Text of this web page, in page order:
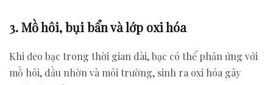
3. Mồ hôi, bụi bẩn và lớp oxi hóa
Khi đeo bạc trong thời gian dài, bạc có thể phản ứng với
mồ hôi, dầu nhờn và môi trường, sinh ra oxi hóa gây